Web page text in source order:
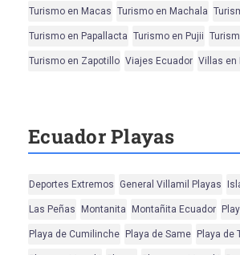
Turismo en Macas Turismo en Machala
Turismo en Papallacta Turismo en Pujii
Turismo en Zapotillo Viajes Ecuador Villas en
Ecuador Playas
Deportes Extremos General Villamil Playas
Las Peñas Montanita Montañita Ecuador
Playa de Cumilinche Playa de Same Playa de